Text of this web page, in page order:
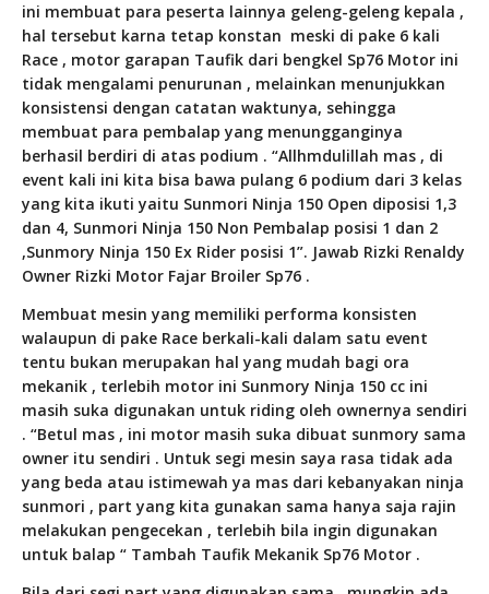
ini membuat para peserta lainnya geleng-geleng kepala ,
hal tersebut karna tetap konstan meski di pake 6 kali
Race , motor garapan Taufik dari bengkel Sp76 Motor ini
tidak mengalami penurunan , melainkan menunjukkan
konsistensi dengan catatan waktunya, sehingga
membuat para pembalap yang menungganginya
berhasil berdiri di atas podium . “Allhmdulillah mas , di
event kali ini kita bisa bawa pulang 6 podium dari 3 kelas
yang kita ikuti yaitu Sunmori Ninja 150 Open diposisi 1,3
dan 4, Sunmori Ninja 150 Non Pembalap posisi 1 dan 2
,Sunmory Ninja 150 Ex Rider posisi 1”. Jawab Rizki Renaldy
Owner Rizki Motor Fajar Broiler Sp76 .
Membuat mesin yang memiliki performa konsisten
walaupun di pake Race berkali-kali dalam satu event
tentu bukan merupakan hal yang mudah bagi ora
mekanik , terlebih motor ini Sunmory Ninja 150 cc ini
masih suka digunakan untuk riding oleh ownernya sendiri
. “Betul mas , ini motor masih suka dibuat sunmory sama
owner itu sendiri . Untuk segi mesin saya rasa tidak ada
yang beda atau istimewah ya mas dari kebanyakan ninja
sunmori , part yang kita gunakan sama hanya saja rajin
melakukan pengecekan , terlebih bila ingin digunakan
untuk balap “ Tambah Taufik Mekanik Sp76 Motor .